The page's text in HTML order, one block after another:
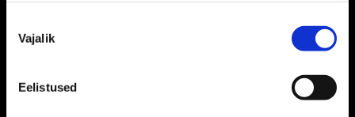
valik
Vajalik
Eelistused